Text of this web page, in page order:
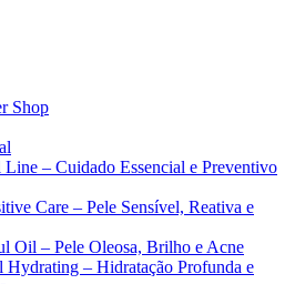
Shop
– Cuidado Essencial e Preventivo
Care – Pele Sensível, Reativa e
Oil – Pele Oleosa, Brilho e Acne
– Hidratação Profunda e